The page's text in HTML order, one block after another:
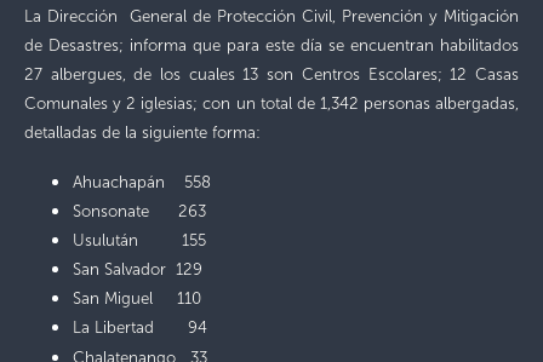
La Dirección General de Protección Civil, Prevención y Mitigación
de Desastres; informa que para este día se encuentran habilitados
27 albergues, de los cuales 13 son Centros Escolares; 12 Casas
Comunales y 2 iglesias; con un total de 1,342 personas albergadas,
detalladas de la siguiente forma:
Ahuachapán 558
Sonsonate 263
Usulután 155
San Salvador 129
San Miguel 110
La Libertad 94
Chalatenango 33